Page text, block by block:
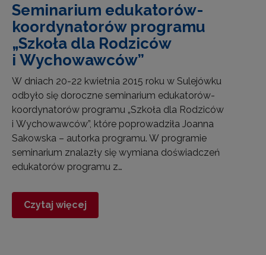
Seminarium edukatorów-
koordynatorów programu
„Szkoła dla Rodziców
i Wychowawców”
W dniach 20-22 kwietnia 2015 roku w Sulejówku
odbyło się doroczne seminarium edukatorów-
koordynatorów programu „Szkoła dla Rodziców
i Wychowawców”, które poprowadziła Joanna
Sakowska – autorka programu. W programie
seminarium znalazły się wymiana doświadczeń
edukatorów programu z…
Czytaj więcej